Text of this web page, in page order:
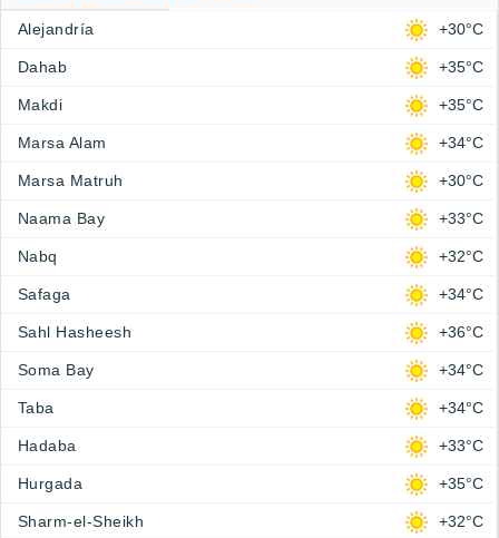
Alejandría +30°C
Dahab +35°C
Makdi +35°C
Marsa Alam +34°C
Marsa Matruh +30°C
Naama Bay +33°C
Nabq +32°C
Safaga +34°C
Sahl Hasheesh +36°C
Soma Bay +34°C
Taba +34°C
Hadaba +33°C
Hurgada +35°C
Sharm-el-Sheikh +32°C